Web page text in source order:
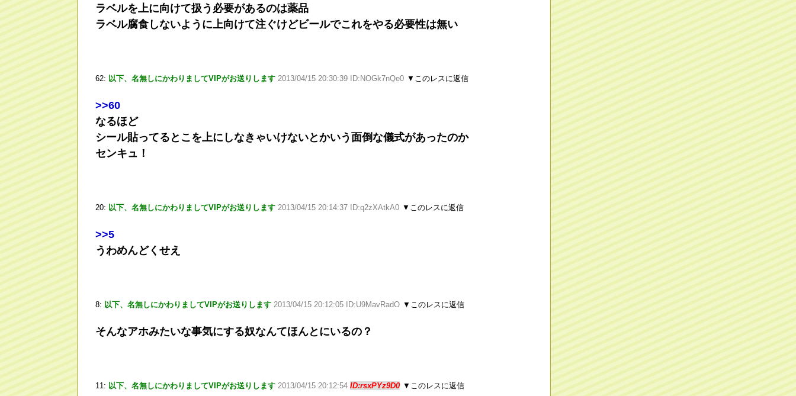
ラベルを上に向けて扱う必要があるのは薬品
ラベル腐食しないように上向けて注ぐけどビールでこれをやる必要性は無い
62: 以下、名無しにかわりましてVIPがお送りします 2013/04/15 20:30:39 ID:NOGk7nQe0 ▼このレスに返信
>>60
なるほど
シール貼ってるとこを上にしなきゃいけないとかいう面倒な儀式があったのか
センキュ！
20: 以下、名無しにかわりましてVIPがお送りします 2013/04/15 20:14:37 ID:q2zXAtkA0 ▼このレスに返信
>>5
うわめんどくせえ
8: 以下、名無しにかわりましてVIPがお送りします 2013/04/15 20:12:05 ID:U9MavRadO ▼このレスに返信
そんなアホみたいな事気にする奴なんてほんとにいるの？
11: 以下、名無しにかわりましてVIPがお送りします 2013/04/15 20:12:54 ID:rsxPYz9D0 ▼このレスに返信